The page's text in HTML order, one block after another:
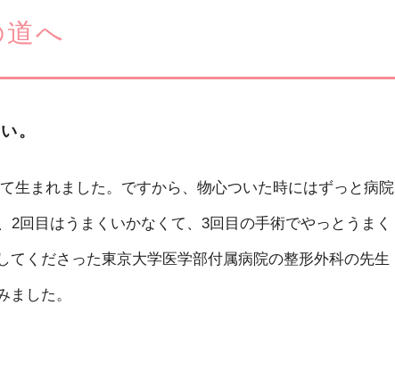
へ
。
生まれました。ですから、物心ついた時にはずっと病院
回目はうまくいかなくて、3回目の手術でやっとうまく
くださった東京大学医学部付属病院の整形外科の先生
した。